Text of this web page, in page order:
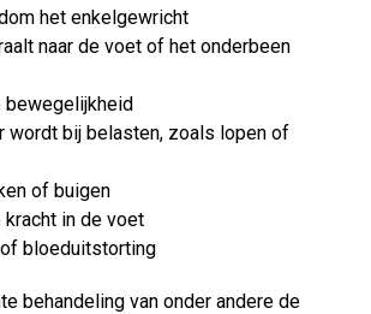
het enkelgewricht
naar de voet of het onderbeen
bewegelijkheid
wordt bij belasten, zoals lopen of
of buigen
in de voet
bloeduitstorting
behandeling van onder andere de